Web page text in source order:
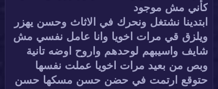
كأني مش موجود
ابتدينا نشتغل ونحرك في الاثاث وحسن يهزر
ويلزق قي مرات اخويا وانا عامل نفسي مش
شايف واسيبهم لوحدهم واروح اوضه تانية
وبص من بعيد مرات اخويا عملت نفسها
حتوقع ارتمت في حضن حسن مسكها حسن